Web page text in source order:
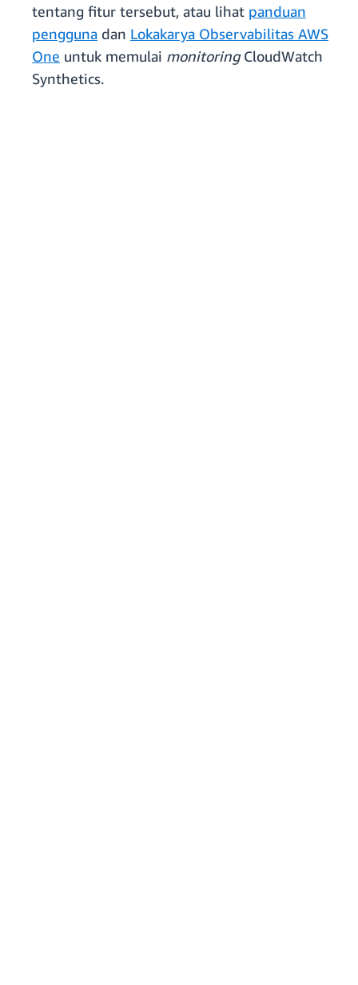
tentang fitur tersebut, atau lihat panduan
pengguna dan Lokakarya Observabilitas AWS
One untuk memulai monitoringCloudWatch
Synthetics.